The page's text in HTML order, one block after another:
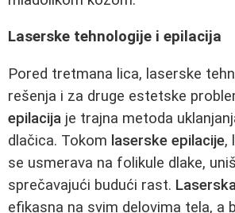
Laserske tehnologije i epilacija
Pored tretmana lica, laserske
rešenja i za druge estetske
epilacija je trajna metoda
dlačica. Tokom laserske epilacije,
se usmerava na folikule dlake,
sprečavajući budući rast.
efikasna na svim delovima tela, a